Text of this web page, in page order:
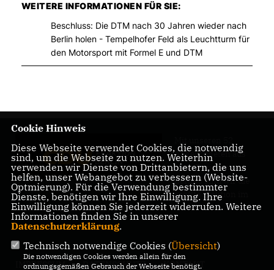
WEITERE INFORMATIONEN FÜR SIE:
Beschluss: Die DTM nach 30 Jahren wieder nach
Berlin holen - Tempelhofer Feld als Leuchtturm für
den Motorsport mit Formel E und DTM
Abgeordneten aus
allen Bezirken
Berlins sind wir die
größte Fraktion im
Berliner Abgeordnetenhaus.
IMPRESSUM DATENSCHUTZ KONTAKT
Cookie Hinweis
Diese Webseite verwendet Cookies, die notwendig
sind, um die Webseite zu nutzen. Weiterhin
verwenden wir Dienste von Drittanbietern, die uns
helfen, unser Webangebot zu verbessern (Website-
Optmierung). Für die Verwendung bestimmter
Dienste, benötigen wir Ihre Einwilligung. Ihre
Einwilligung können Sie jederzeit widerrufen. Weitere
Informationen finden Sie in unserer
Datenschutzerklärung.
Technisch notwendige Cookies (Übersicht)
Die notwendigen Cookies werden allein für den
ordnungsgemäßen Gebrauch der Webseite benötigt.